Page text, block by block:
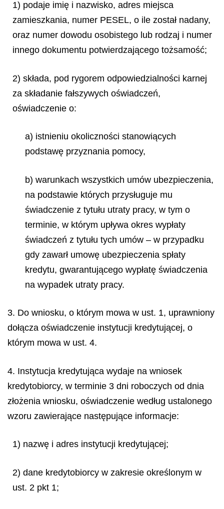
1) podaje imię i nazwisko, adres miejsca
zamieszkania, numer PESEL, o ile został nadany,
oraz numer dowodu osobistego lub rodzaj i numer
innego dokumentu potwierdzającego tożsamość;
2) składa, pod rygorem odpowiedzialności karnej
za składanie fałszywych oświadczeń,
oświadczenie o:
a) istnieniu okoliczności stanowiących
podstawę przyznania pomocy,
b) warunkach wszystkich umów ubezpieczenia,
na podstawie których przysługuje mu
świadczenie z tytułu utraty pracy, w tym o
terminie, w którym upływa okres wypłaty
świadczeń z tytułu tych umów – w przypadku
gdy zawarł umowę ubezpieczenia spłaty
kredytu, gwarantującego wypłatę świadczenia
na wypadek utraty pracy.
3. Do wniosku, o którym mowa w ust. 1, uprawniony
dołącza oświadczenie instytucji kredytującej, o
którym mowa w ust. 4.
4. Instytucja kredytująca wydaje na wniosek
kredytobiorcy, w terminie 3 dni roboczych od dnia
złożenia wniosku, oświadczenie według ustalonego
wzoru zawierające następujące informacje:
1) nazwę i adres instytucji kredytującej;
2) dane kredytobiorcy w zakresie określonym w
ust. 2 pkt 1;